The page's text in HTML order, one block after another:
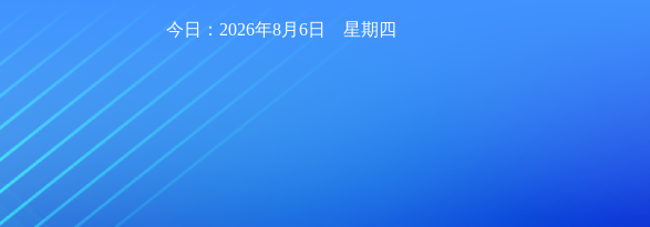
今日：2026年8月6日 星期四